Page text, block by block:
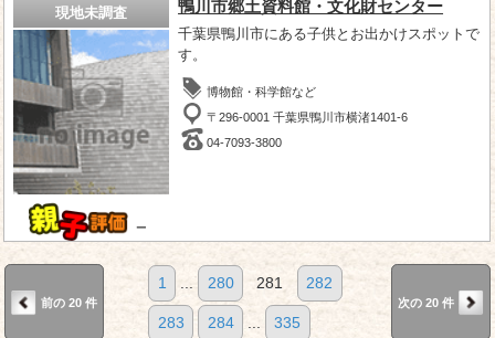
現地未調査
－
鴨川市郷土資料館・文化財センター
千葉県鴨川市にある子供とお出かけスポットで
す。
博物館・科学館など
〒296-0001 千葉県鴨川市横渚1401-6
04-7093-3800
前の 20 件
1 280 281 282
283 284 335
次の 20 件